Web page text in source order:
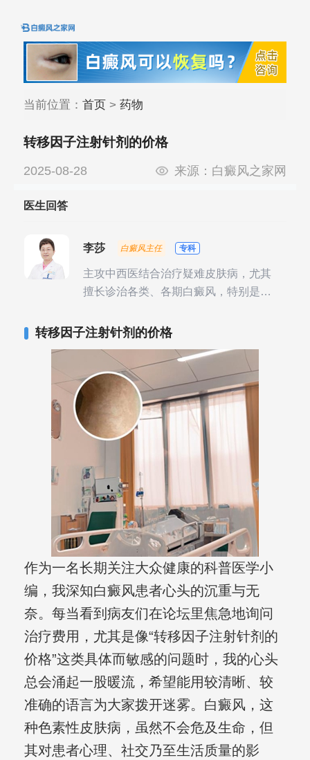
当前位置： 首页> 药物
转移因子注射针剂的价格
2025-08-28 来源： 白癜风之家网
医生回答
李莎 白癜风主任 专科
主攻中西医结合治疗疑难皮肤病，尤其
擅长诊治各类、各期白癜风，特别是对
复发期;临床运用中医的辨证施治，理法
转移因子注射针剂的价格
作为一名长期关注大众健康的科普医学小
编，我深知白癜风患者心头的沉重与无
奈。每当看到病友们在论坛里焦急地询问
治疗费用，尤其是像“转移因子注射针剂的
价格”这类具体而敏感的问题时，我的心头
总会涌起一股暖流，希望能用较清晰、较
准确的语言为大家拨开迷雾。白癜风，这
种色素性皮肤病，虽然不会危及生命，但
其对患者心理、社交乃至生活质量的影